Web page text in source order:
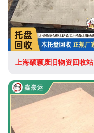
上海硕颖废旧物资回收站